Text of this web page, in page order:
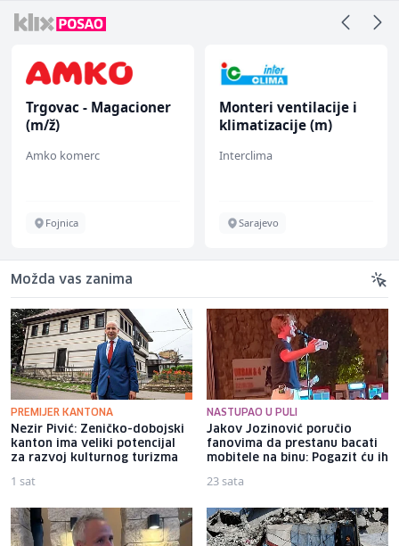
Trgovac - Magacioner
(m/ž)
Amko komerc
Fojnica
Monteri ventilacije i
klimatizacije (m)
Interclima
Sarajevo
Možda vas zanima
PREMIJER KANTONA
Nezir Pivić: Zeničko-dobojski
kanton ima veliki potencijal
za razvoj kulturnog turizma
1 sat
NASTUPAO U PULI
Jakov Jozinović poručio
fanovima da prestanu bacati
mobitele na binu: Pogazit ću ih
23 sata